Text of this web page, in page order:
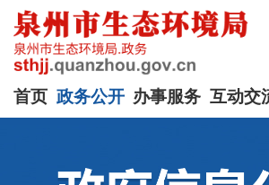
首页 政务公开 办事服务 互动交